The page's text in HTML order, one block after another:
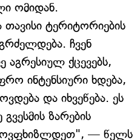
ომიდან.
ტერიტორიების
ჩვენ
აგრესიულ ქცევებს,
ინტენსიური ხდება,
და იხვეწება. ეს
ზარების
— წელს